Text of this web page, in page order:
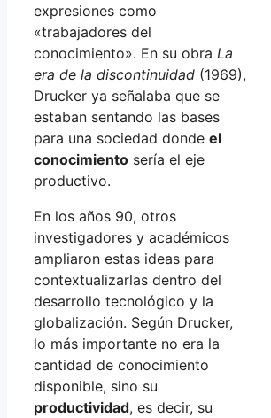
expresiones como
«trabajadores del
conocimiento». En su obra La
era de la discontinuidad (1969),
Drucker ya señalaba que se
estaban sentando las bases
para una sociedad donde el
conocimiento sería el eje
productivo.
En los años 90, otros
investigadores y académicos
ampliaron estas ideas para
contextualizarlas dentro del
desarrollo tecnológico y la
globalización. Según Drucker,
lo más importante no era la
cantidad de conocimiento
disponible, sino su
productividad, es decir, su